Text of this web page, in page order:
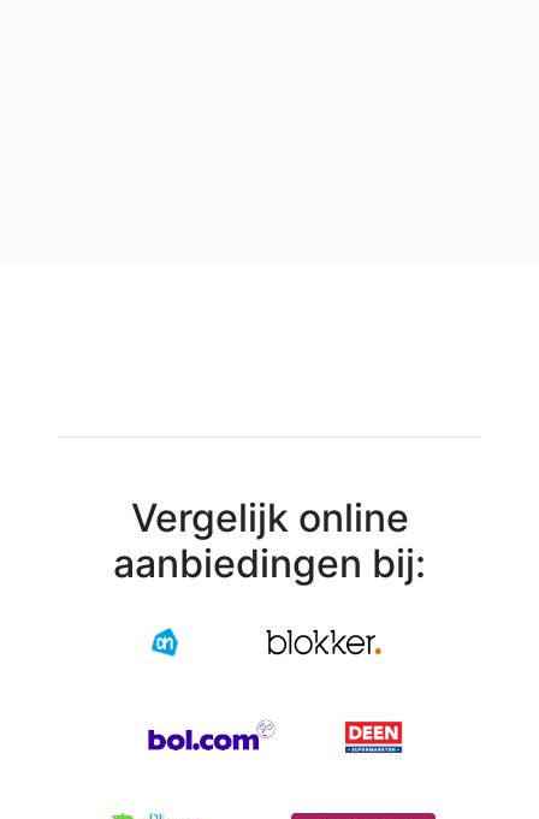
Vergelijk online
aanbiedingen bij: